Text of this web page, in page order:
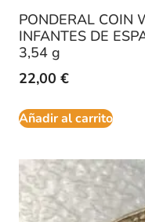
PONDERAL COIN
INFANTES DE
3,54 g
22,00 €
Añadir al carrito